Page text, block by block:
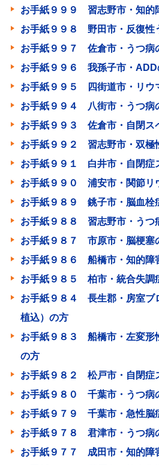
お手紙９９９ 習志野市・知的
お手紙９９８ 野田市・反復性
お手紙９９７ 佐倉市・うつ病
お手紙９９６ 我孫子市・ADD
お手紙９９５ 四街道市・リウ
お手紙９９４ 八街市・うつ病
お手紙９９３ 佐倉市・自閉ス
お手紙９９２ 習志野市・双極
お手紙９９１ 白井市・自閉症
お手紙９９０ 浦安市・関節リ
お手紙９８９ 銚子市・脳血栓
お手紙９８８ 習志野市・うつ
お手紙９８７ 市原市・脳梗塞
お手紙９８６ 船橋市・知的障
お手紙９８５ 柏市・統合失調
お手紙９８４ 長生郡・房室ブ
植込）の方
お手紙９８３ 船橋市・左変形
の方
お手紙９８２ 松戸市・自閉症
お手紙９８０ 千葉市・うつ病
お手紙９７９ 千葉市・急性脳
お手紙９７８ 君津市・うつ病
お手紙９７７ 成田市・知的障